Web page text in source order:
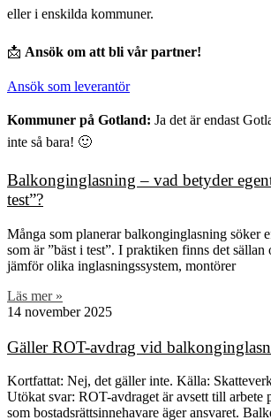
eller i enskilda kommuner.
📩 Ansök om att bli vår partner!
Ansök som leverantör
Kommuner på Gotland: Ja det är endast
inte så bara! 🙂
Balkonginglasning – vad betyder
test”?
Många som planerar balkonginglasning söker
som är ”bäst i test”. I praktiken finns det sällan
jämför olika inglasningssystem, montörer
Läs mer »
14 november 2025
Gäller ROT-avdrag vid
Kortfattat: Nej, det gäller inte. Källa:
Utökat svar: ROT-avdraget är avsett till arbete
som bostadsrättsinnehavare äger ansvaret.